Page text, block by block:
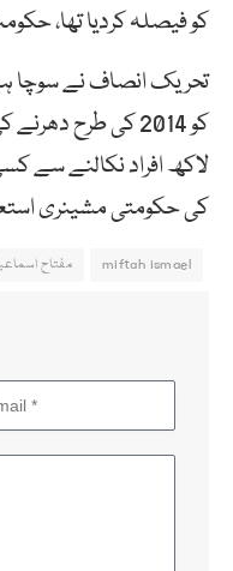
کو فیصلہ کردیا تھا،
تحریک انصاف نے سوچا
لاکھ افراد نکالنے سے
کی حکومتی مشینری
miftah ismael مفتاح